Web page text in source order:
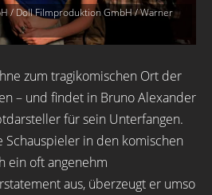
/ Doll Filmproduktion GmbH / Warner
zum tragikomischen Ort der
– und findet in Bruno Alexander
für sein Unterfangen.
Schauspieler in den komischen
ein oft angenehm
aus, überzeugt er umso